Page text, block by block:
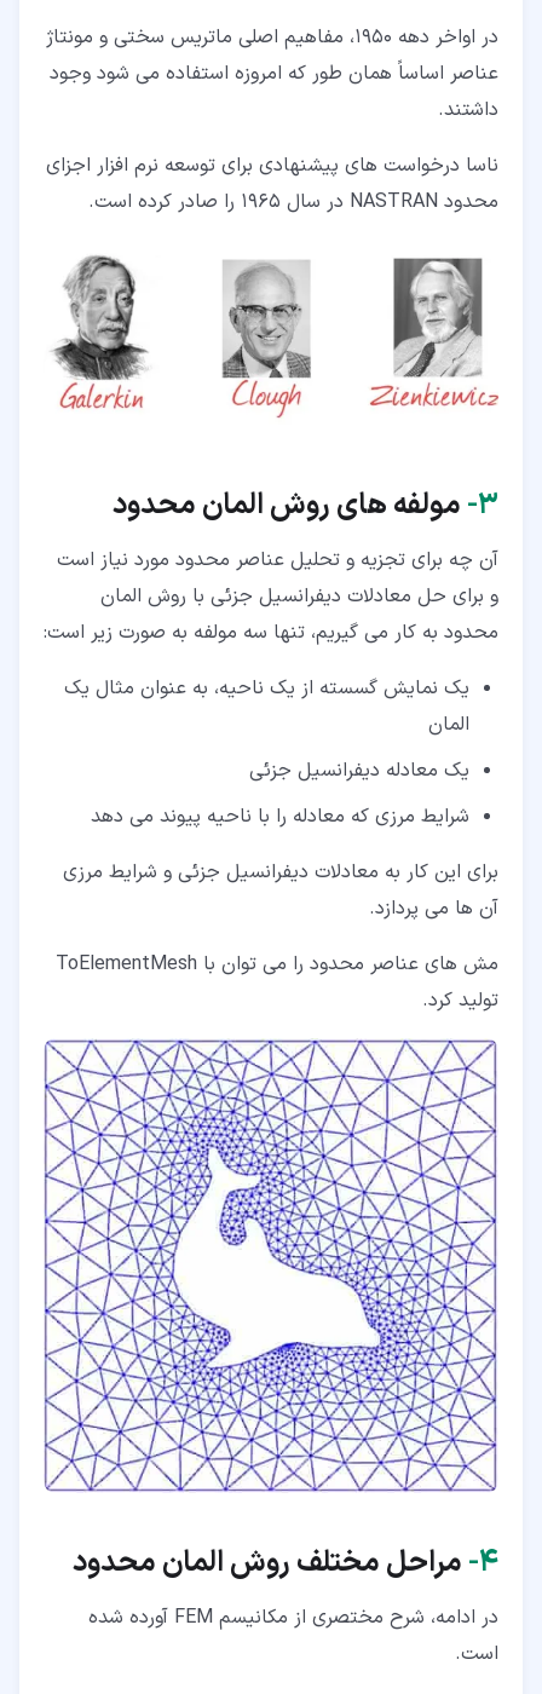
در اواخر دهه 1950، مفاهیم اصلی ماتریس سختی و مونتاژ
عناصر اساساً همان طور که امروزه استفاده می شود وجود
داشتند.
ناسا درخواست های پیشنهادی برای توسعه نرم افزار اجزای
محدود NASTRAN در سال 1965 را صادر کرده است.
۳‏- مولفه های روش المان محدود
آن چه برای تجزیه و تحلیل عناصر محدود مورد نیاز است
و برای حل معادلات دیفرانسیل جزئی با روش المان
محدود به کار می گیریم، تنها سه مولفه به صورت زیر است:
یک نمایش گسسته از یک ناحیه، به عنوان مثال یک
المان
یک معادله دیفرانسیل جزئی
شرایط مرزی که معادله را با ناحیه پیوند می دهد
برای این کار به معادلات دیفرانسیل جزئی و شرایط مرزی
آن ها می پردازد.
مش های عناصر محدود را می توان با ToElementMesh
تولید کرد.
۴‏- مراحل مختلف روش المان محدود
در ادامه، شرح مختصری از مکانیسم FEM آورده شده
است.